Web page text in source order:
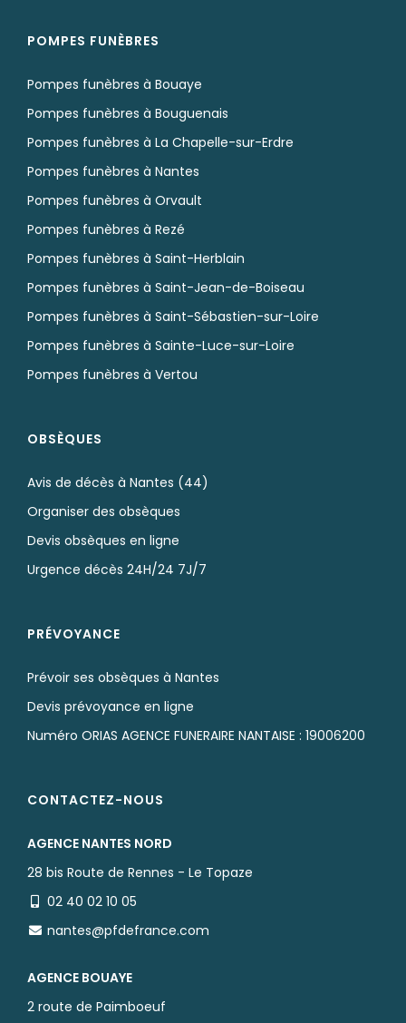
POMPES FUNÈBRES
Pompes funèbres à Bouaye
Pompes funèbres à Bouguenais
Pompes funèbres à La Chapelle-sur-Erdre
Pompes funèbres à Nantes
Pompes funèbres à Orvault
Pompes funèbres à Rezé
Pompes funèbres à Saint-Herblain
Pompes funèbres à Saint-Jean-de-Boiseau
Pompes funèbres à Saint-Sébastien-sur-Loire
Pompes funèbres à Sainte-Luce-sur-Loire
Pompes funèbres à Vertou
OBSÈQUES
Avis de décès à Nantes (44)
Organiser des obsèques
Devis obsèques en ligne
Urgence décès 24H/24 7J/7
PRÉVOYANCE
Prévoir ses obsèques à Nantes
Devis prévoyance en ligne
Numéro ORIAS AGENCE FUNERAIRE NANTAISE : 19006200
CONTACTEZ-NOUS
AGENCE NANTES NORD
28 bis Route de Rennes - Le Topaze
02 40 02 10 05
nantes@pfdefrance.com
AGENCE BOUAYE
2 route de Paimboeuf